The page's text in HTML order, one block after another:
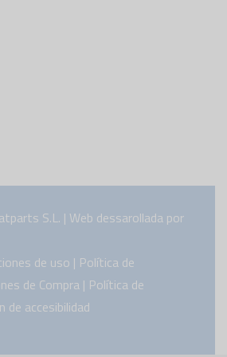
S.L. | Web dessarollada por
de uso | Política de
de Compra| Política de
de accesibilidad